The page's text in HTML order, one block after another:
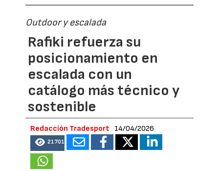
Outdoor y escalada
Rafiki refuerza su
posicionamiento en
escalada con un
catálogo más técnico y
sostenible
Redacción Tradesport 14/04/2026
21701